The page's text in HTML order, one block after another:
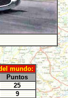
mundo:
Puntos
25
9